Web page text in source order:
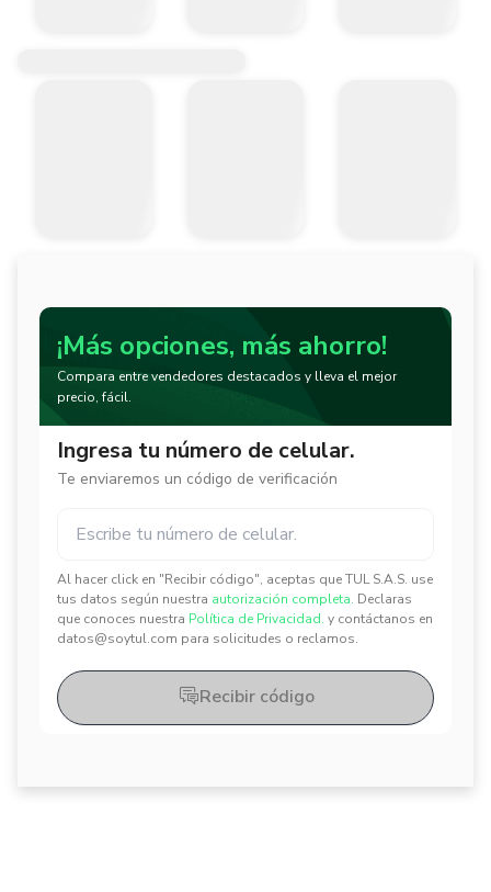
¡Más opciones, más ahorro!
Compara entre vendedores destacados y lleva el mejor
precio, fácil.
Ingresa tu número de celular.
Te enviaremos un código de verificación
Al hacer click en "Recibir código", aceptas que TUL S.A.S. use
tus datos según nuestra autorización completa. Declaras
que conoces nuestra Política de Privacidad. y contáctanos en
datos@soytul.com para solicitudes o reclamos.
✕
✕
Recibir código